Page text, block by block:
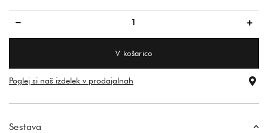
V košarico
Poglej si naš izdelek v prodajalnah
Sestava